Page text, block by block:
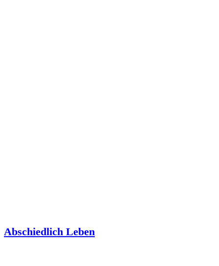
Abschiedlich Leben